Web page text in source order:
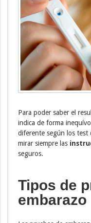
Para poder saber el
indica de forma
diferente según los test
mirar siempre las
seguros.
Tipos de
embarazo